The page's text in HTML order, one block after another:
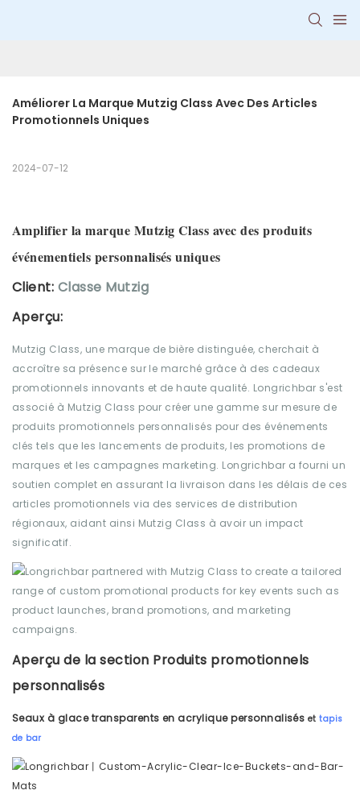
Améliorer La Marque Mutzig Class Avec Des Articles
Promotionnels Uniques
2024-07-12
Amplifier la marque Mutzig Class avec des produits
événementiels personnalisés uniques
Client: Classe Mutzig
Aperçu:
Mutzig Class, une marque de bière distinguée, cherchait à
accroître sa présence sur le marché grâce à des cadeaux
promotionnels innovants et de haute qualité. Longrichbar s'est
associé à Mutzig Class pour créer une gamme sur mesure de
produits promotionnels personnalisés pour des événements
clés tels que les lancements de produits, les promotions de
marques et les campagnes marketing. Longrichbar a fourni un
soutien complet en assurant la livraison dans les délais de ces
articles promotionnels via des services de distribution
régionaux, aidant ainsi Mutzig Class à avoir un impact
significatif.
Aperçu de la section Produits promotionnels
personnalisés
Seaux à glace transparents en acrylique personnalisés et tapis
de bar